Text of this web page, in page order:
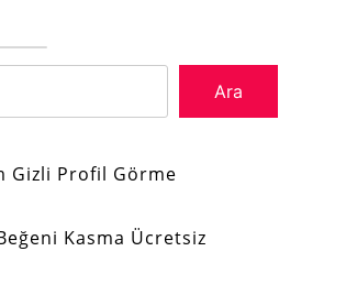
Ara
Gizli Profil Görme
Kasma Ücretsiz